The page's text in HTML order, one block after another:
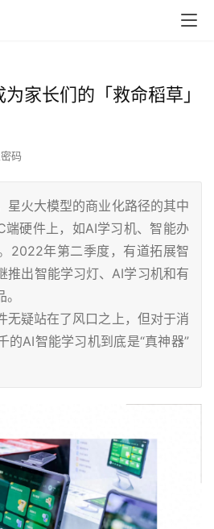
家长们的「救命稻草」
码
星火大模型的商业化路径的其中
端硬件上，如AI学习机、智能办
2022年第二季度，有道拓展智
推出智能学习灯、AI学习机和有
无疑站在了风口之上，但对于消
的AI智能学习机到底是“真神器”